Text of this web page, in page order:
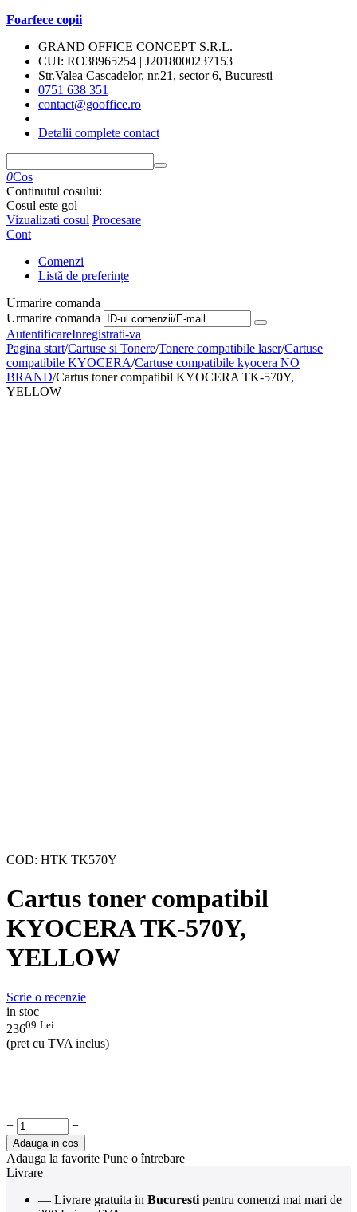
Foarfece copii
GRAND OFFICE CONCEPT S.R.L.
CUI: RO38965254 | J2018000237153
Str.Valea Cascadelor, nr.21, sector 6, Bucuresti
0751 638 351
contact@gooffice.ro
Detalii complete contact
0Cos
Continutul cosului:
Cosul este gol
Vizualizati cosul Procesare
Cont
Comenzi
Listă de preferințe
Urmarire comanda
Urmarire comanda
AutentificareInregistrati-va
Pagina start/Cartuse si Tonere/Tonere compatibile laser/Cartuse
compatibile KYOCERA/Cartuse compatibile kyocera NO
BRAND/Cartus toner compatibil KYOCERA TK-570Y,
YELLOW
COD: HTK TK570Y
Cartus toner compatibil
KYOCERA TK-570Y,
YELLOW
Scrie o recenzie
in stoc
23609 Lei
(pret cu TVA inclus)
+ −
Adauga in cos
Adauga la favorite Pune o întrebare
Livrare
— Livrare gratuita in Bucuresti pentru comenzi mai mari de